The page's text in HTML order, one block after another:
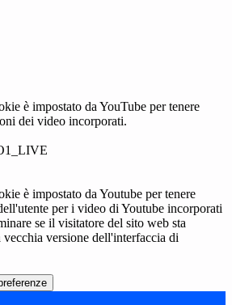
è impostato da YouTube per tenere
dei video incorporati.
è impostato da Youtube per tenere
per i video di Youtube incorporati
se il visitatore del sito web sta
versione dell'interfaccia di